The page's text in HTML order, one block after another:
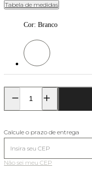
Tabela de medidas
Cor: Branco
Cor: Branco
Calcule o prazo de entrega
Não sei meu CEP